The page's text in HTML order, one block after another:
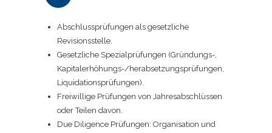
Abschlussprüfungen als gesetzliche
Revisionsstelle.
Gesetzliche Spezialprüfungen (Gründungs-,
Kapitalerhöhungs-/herabsetzungsprüfungen,
Liquidationsprüfungen).
Freiwillige Prüfungen von Jahresabschlüssen
oder Teilen davon.
Due Diligence Prüfungen: Organisation und